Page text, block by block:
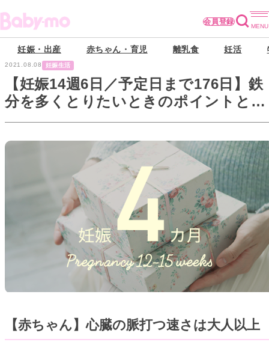
会員登録
妊娠・出産 赤ちゃん・育児 離乳食 妊活
2021.08.08 妊娠生活
【妊娠14週6日／予定日まで176日】鉄
分を多くとりたいときのポイントと
は？
【赤ちゃん】心臓の脈打つ速さは大人以上